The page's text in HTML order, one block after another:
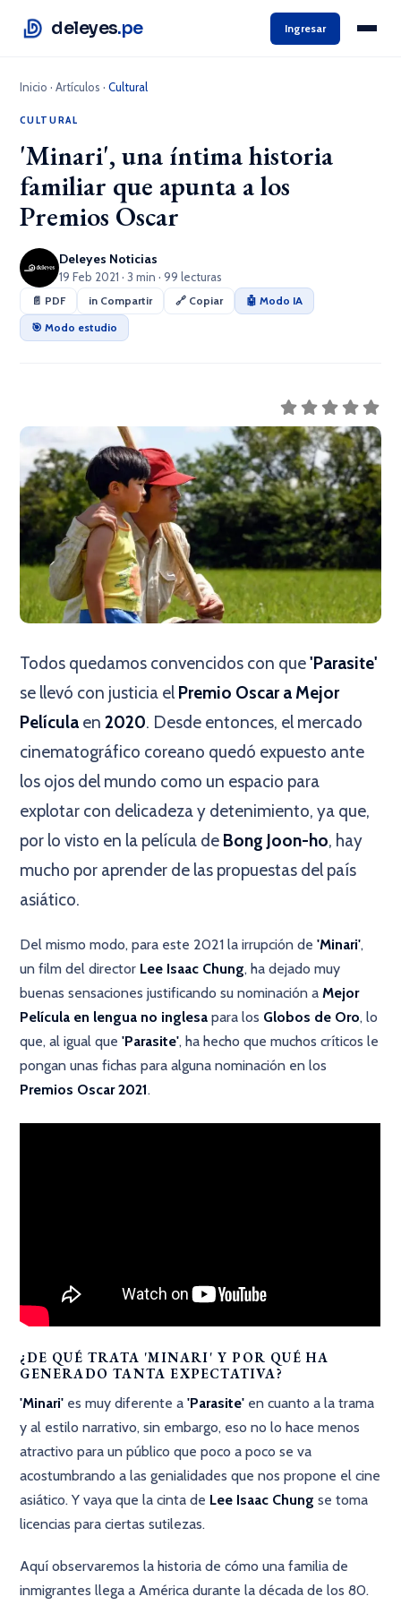
deleyes.pe Ingresar
Inicio ·Artículos ·Cultural
CULTURAL
'Minari', una íntima historia
familiar que apunta a los
Premios Oscar
Deleyes Noticias
19 Feb 2021 · 3 min · 99 lecturas
📄 PDF in Compartir 🔗 Copiar
🤖 Modo IA
🎯 Modo estudio
Todos quedamos convencidos con que'Parasite'
se llevó con justicia el Premio Oscar a Mejor
Película en2020. Desde entonces, el mercado
cinematográfico coreano quedó expuesto ante
los ojos del mundo como un espacio para
explotar con delicadeza y detenimiento, ya que,
por lo visto en la película de Bong Joon-ho, hay
mucho por aprender de las propuestas del país
asiático.
Del mismo modo, para este 2021 la irrupción de 'Minari',
un film del director Lee Isaac Chung, ha dejado muy
buenas sensaciones justificando su nominación aMejor
Película en lengua no inglesa para los Globos de Oro, lo
que, al igual que'Parasite', ha hecho que muchos críticos le
pongan unas fichas para alguna nominación en los
Premios Oscar 2021.
¿DE QUÉ TRATA 'MINARI' Y POR QUÉ HA
GENERADO TANTA EXPECTATIVA?
'Minari' es muy diferente a 'Parasite' en cuanto a la trama
y al estilo narrativo, sin embargo, eso no lo hace menos
atractivo para un público que poco a poco se va
acostumbrando a las genialidades que nos propone el cine
asiático. Y vaya que la cinta de Lee Isaac Chungse toma
licencias para ciertas sutilezas.
Aquí observaremos la historia de cómo una familia de
inmigrantes llega a América durante la década de los 80.